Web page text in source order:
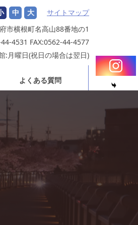
中 大
サイトマップ
市横根町名高山88番地の1
4531 FAX:0562-44-4577
:月曜日(祝日の場合は翌日)
よくある質問